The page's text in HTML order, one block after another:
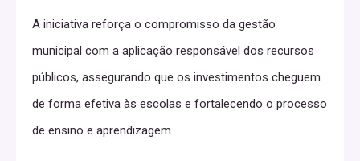
A iniciativa reforça o compromisso da gestão
municipal com a aplicação responsável dos recursos
públicos, assegurando que os investimentos cheguem
de forma efetiva às escolas e fortalecendo o processo
de ensino e aprendizagem.